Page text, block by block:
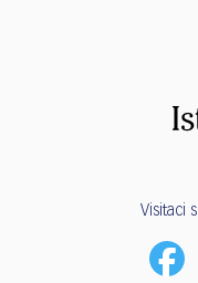
Visitaci